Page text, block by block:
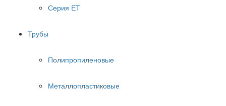
Серия ЕТ
Трубы
Полипропиленовые
Металлопластиковые